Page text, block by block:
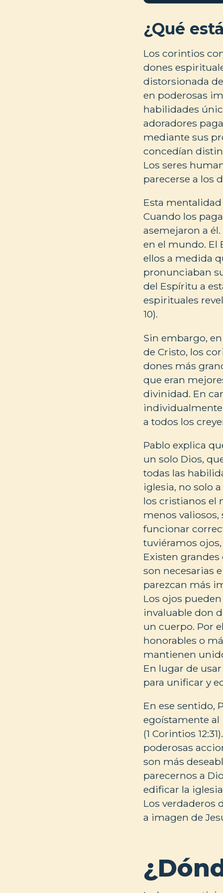
¿Qué
Los corintios
dones
distorsionada
en poderosas
habilidades
adoradores
mediante sus
concedían
Los seres
parecerse a los
Esta
Cuando los
asemejaron a
en el mundo. El
ellos a medida
pronunciaban
del Espíritu a
espirituales
10).
Sin embargo,
de Cristo, los
dones más
que eran
divinidad. En
individualmente
a todos los
Pablo explica
un solo Dios,
todas las
iglesia, no solo
los cristianos el
menos
funcionar
tuviéramos
Existen
son necesarias
parezcan más
Los ojos
invaluable don
un cuerpo. Por
honorables o
mantienen
En lugar de
para unificar y
En ese sentido,
egoístamente
(1 Corintios
poderosas
son más
parecernos a
edificar la
Los verdaderos
a imagen de